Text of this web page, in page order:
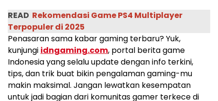
READ Rekomendasi Game PS4 Multiplayer
Terpopuler di 2025
Penasaran sama kabar gaming terbaru? Yuk,
kunjungi idngaming.com, portal berita game
Indonesia yang selalu update dengan info terkini,
tips, dan trik buat bikin pengalaman gaming-mu
makin maksimal. Jangan lewatkan kesempatan
untuk jadi bagian dari komunitas gamer terkece di